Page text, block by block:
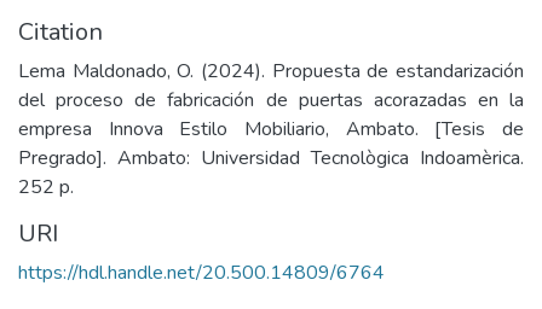
Citation
Lema Maldonado, O. (2024). Propuesta de estandarización
del proceso de fabricación de puertas acorazadas en la
empresa Innova Estilo Mobiliario, Ambato. [Tesis de
Pregrado]. Ambato: Universidad Tecnològica Indoamèrica.
252 p.
URI
https://hdl.handle.net/20.500.14809/6764